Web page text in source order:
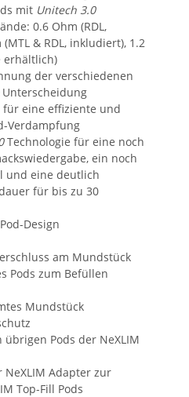
mit Unitech 3.0
0.6 Ohm (RDL,
& RDL, inkludiert), 1.2
erhältlich)
der verschiedenen
eine effiziente und
Verdampfung
Technologie für eine noch
ein noch
und eine deutlich
für bis zu 30
Design
am Mundstück
Pods zum Befüllen
Mundstück
Pods der NeXLIM
Adapter zur
Top-Fill Pods